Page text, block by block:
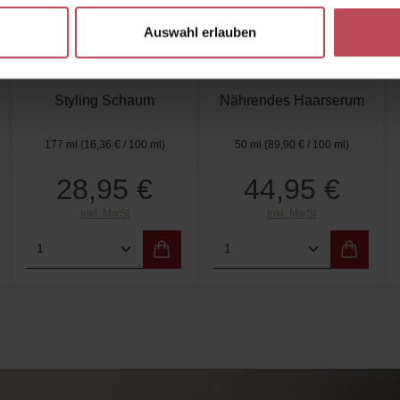
Auswahl erlauben
Wert ein oder benutze die
den gewünschten Wert ein oder
I Create Definition
Styling Foam
Styling Schaum
177 ml (16,36 € / 100 ml)
Regulärer Preis:
28,95 €
Inkl. MwSt
Produkt Anzahl: Gib den
I Create Shine
Nährendes Haarserum
50 ml (89,90 € / 100 ml)
Regulärer Preis:
44,95 €
Inkl. MwSt
Produkt Anzahl: